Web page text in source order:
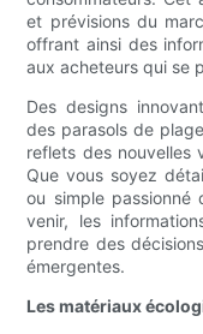
et prévisions du
offrant ainsi des
aux acheteurs qui se
Des designs
des parasols de
reflets des nouvelles
Que vous soyez
ou simple passionné
venir, les
prendre des
émergentes.
Les matériaux